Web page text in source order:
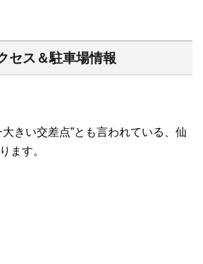
セス＆駐車場情報
きい交差点”とも言われている、仙
ます。